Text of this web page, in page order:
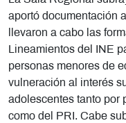
aportó documentación
llevaron a cabo las
Lineamientos del INE
personas menores de
vulneración al interés
adolescentes tanto por
como del PRI. Cabe